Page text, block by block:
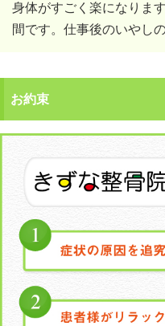
身体がすごく楽になりま
間です。仕事後のいやし
お約束